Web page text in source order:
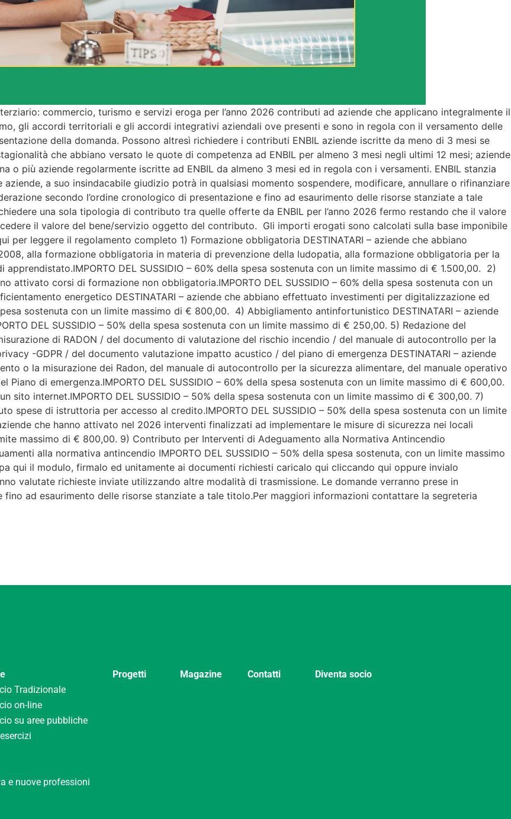
commercio, turismo e servizi eroga per l’anno 2026 contributi ad aziende che applicano integralmente il
gli accordi territoriali e gli accordi integrativi aziendali ove presenti e sono in regola con il versamento delle
della domanda. Possono altresì richiedere i contributi ENBIL aziende iscritte da meno di 3 mesi se
che abbiano versato le quote di competenza ad ENBIL per almeno 3 mesi negli ultimi 12 mesi; aziende
o più aziende regolarmente iscritte ad ENBIL da almeno 3 mesi ed in regola con i versamenti. ENBIL stanzia
a suo insindacabile giudizio potrà in qualsiasi momento sospendere, modificare, annullare o rifinanziare
secondo l’ordine cronologico di presentazione e fino ad esaurimento delle risorse stanziate a tale
una sola tipologia di contributo tra quelle offerte da ENBIL per l’anno 2026 fermo restando che il valore
il valore del bene/servizio oggetto del contributo. Gli importi erogati sono calcolati sulla base imponibile
leggere il regolamento completo 1) Formazione obbligatoria DESTINATARI – aziende che abbiano
alla formazione obbligatoria in materia di prevenzione della ludopatia, alla formazione obbligatoria per la
DEL SUSSIDIO – 60% della spesa sostenuta con un limite massimo di € 1.500,00. 2)
attivato corsi di formazione non obbligatoria.IMPORTO DEL SUSSIDIO – 60% della spesa sostenuta con un
energetico DESTINATARI – aziende che abbiano effettuato investimenti per digitalizzazione ed
sostenuta con un limite massimo di € 800,00. 4) Abbigliamento antinfortunistico DESTINATARI – aziende
DEL SUSSIDIO – 50% della spesa sostenuta con un limite massimo di € 250,00. 5) Redazione del
di RADON / del documento di valutazione del rischio incendio / del manuale di autocontrollo per la
-GDPR / del documento valutazione impatto acustico / del piano di emergenza DESTINATARI – aziende
o la misurazione dei Radon, del manuale di autocontrollo per la sicurezza alimentare, del manuale operativo
di emergenza.IMPORTO DEL SUSSIDIO – 60% della spesa sostenuta con un limite massimo di € 600,00.
sito internet.IMPORTO DEL SUSSIDIO – 50% della spesa sostenuta con un limite massimo di € 300,00. 7)
spese di istruttoria per accesso al credito.IMPORTO DEL SUSSIDIO – 50% della spesa sostenuta con un limite
che hanno attivato nel 2026 interventi finalizzati ad implementare le misure di sicurezza nei locali
massimo di € 800,00. 9) Contributo per Interventi di Adeguamento alla Normativa Antincendio
alla normativa antincendio IMPORTO DEL SUSSIDIO – 50% della spesa sostenuta, con un limite massimo
qui il modulo, firmalo ed unitamente ai documenti richiesti caricalo qui cliccando qui oppure invialo
valutate richieste inviate utilizzando altre modalità di trasmissione. Le domande verranno prese in
ad esaurimento delle risorse stanziate a tale titolo.Per maggiori informazioni contattare la segreteria
Tradizionale
on-line
su aree pubbliche
e nuove professioni
Progetti Magazine Contatti Diventa socio